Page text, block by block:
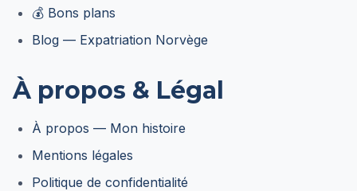
💰 Bons plans
Blog — Expatriation Norvège
À propos & Légal
À propos — Mon histoire
Mentions légales
Politique de confidentialité